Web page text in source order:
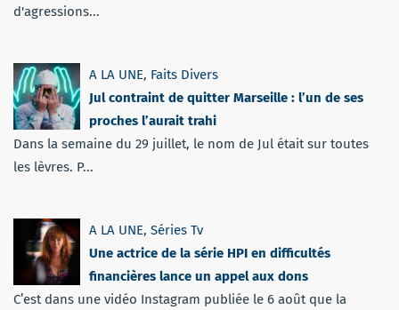
d'agressions...
A LA UNE, Faits Divers
Jul contraint de quitter Marseille : l’un de ses
proches l’aurait trahi
Dans la semaine du 29 juillet, le nom de Jul était sur toutes
les lèvres. P...
A LA UNE, Séries Tv
Une actrice de la série HPI en difficultés
financières lance un appel aux dons
C’est dans une vidéo Instagram publiée le 6 août que la